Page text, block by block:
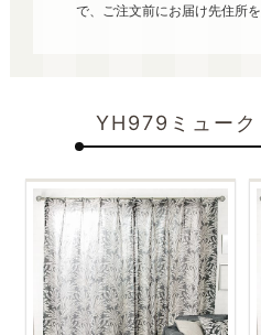
で、ご注文前にお届け先住所
YH979ミューク